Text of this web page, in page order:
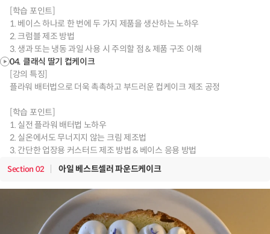
[학습 포인트]
1. 베이스 하나로 한 번에 두 가지 제품을 생산하는 노하우
2. 크럼블 제조 방법
3. 생과 또는 냉동 과일 사용 시 주의할 점 & 제품 구조 이해
04. 클래식 딸기 컵케이크
[강의 특징]
플라워 배터법으로 더욱 촉촉하고 부드러운 컵케이크 제조 공정
[학습 포인트]
1. 실전 플라워 배터법 노하우
2. 실온에서도 무너지지 않는 크림 제조법
3. 간단한 업장용 커스터드 제조 방법 & 베이스 응용 방법
Section 02 아일 베스트셀러 파운드케이크